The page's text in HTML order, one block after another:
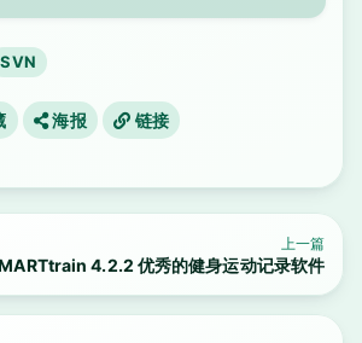
SVN
海报 链接
上一篇
4.2.2 优秀的健身运动记录软件